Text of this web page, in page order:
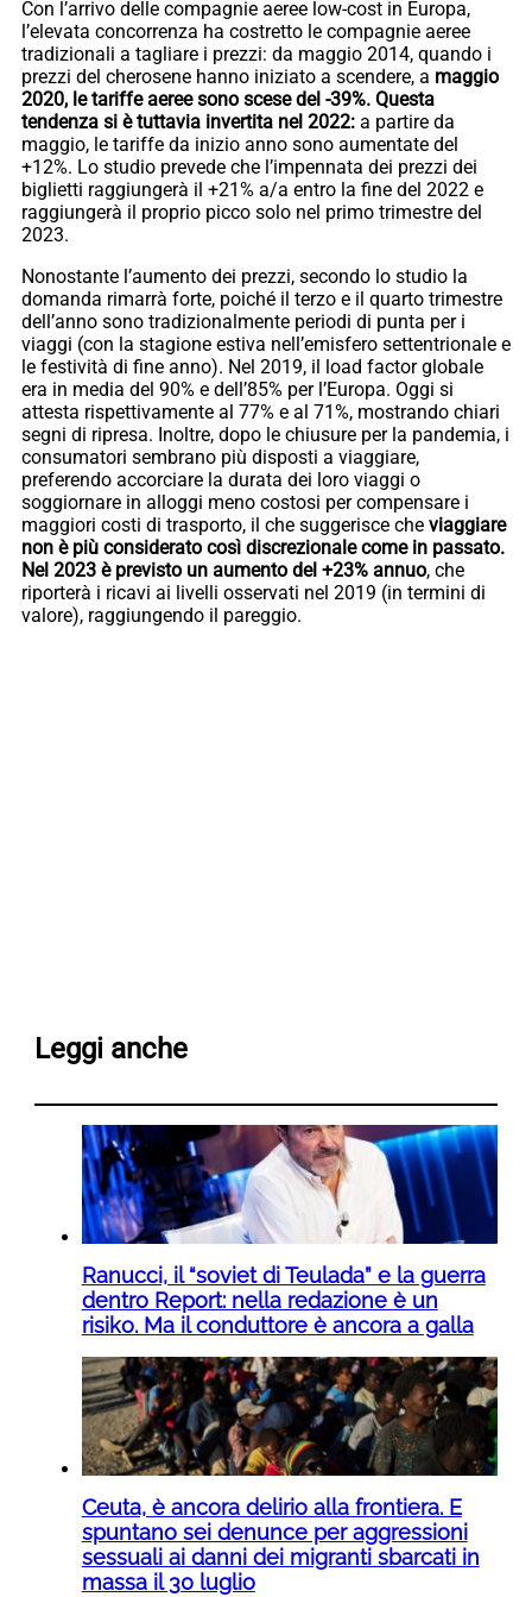
Con l’arrivo delle compagnie aeree low-cost in Europa,
l’elevata concorrenza ha costretto le compagnie aeree
tradizionali a tagliare i prezzi: da maggio 2014, quando i
prezzi del cherosene hanno iniziato a scendere, a maggio
2020, le tariffe aeree sono scese del -39%. Questa
tendenza si è tuttavia invertita nel 2022: a partire da
maggio, le tariffe da inizio anno sono aumentate del
+12%. Lo studio prevede che l’impennata dei prezzi dei
biglietti raggiungerà il +21% a/a entro la fine del 2022 e
raggiungerà il proprio picco solo nel primo trimestre del
2023.
Nonostante l’aumento dei prezzi, secondo lo studio la
domanda rimarrà forte, poiché il terzo e il quarto trimestre
dell’anno sono tradizionalmente periodi di punta per i
viaggi (con la stagione estiva nell’emisfero settentrionale e
le festività di fine anno). Nel 2019, il load factor globale
era in media del 90% e dell’85% per l’Europa. Oggi si
attesta rispettivamente al 77% e al 71%, mostrando chiari
segni di ripresa. Inoltre, dopo le chiusure per la pandemia, i
consumatori sembrano più disposti a viaggiare,
preferendo accorciare la durata dei loro viaggi o
soggiornare in alloggi meno costosi per compensare i
maggiori costi di trasporto, il che suggerisce che viaggiare
non è più considerato così discrezionale come in passato.
Nel 2023 è previsto un aumento del +23% annuo, che
riporterà i ricavi ai livelli osservati nel 2019 (in termini di
valore), raggiungendo il pareggio.
Leggi anche
Ranucci, il “soviet di Teulada” e la guerra
dentro Report: nella redazione è un
risiko. Ma il conduttore è ancora a galla
Ceuta, è ancora delirio alla frontiera. E
spuntano sei denunce per aggressioni
sessuali ai danni dei migranti sbarcati in
massa il 30 luglio